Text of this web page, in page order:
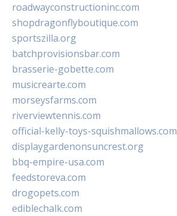
roadwayconstructioninc.com
shopdragonflyboutique.com
sportszilla.org
batchprovisionsbar.com
brasserie-gobette.com
musicrearte.com
morseysfarms.com
riverviewtennis.com
official-kelly-toys-squishmallows.com
displaygardenonsuncrest.org
bbq-empire-usa.com
feedstoreva.com
drogopets.com
ediblechalk.com